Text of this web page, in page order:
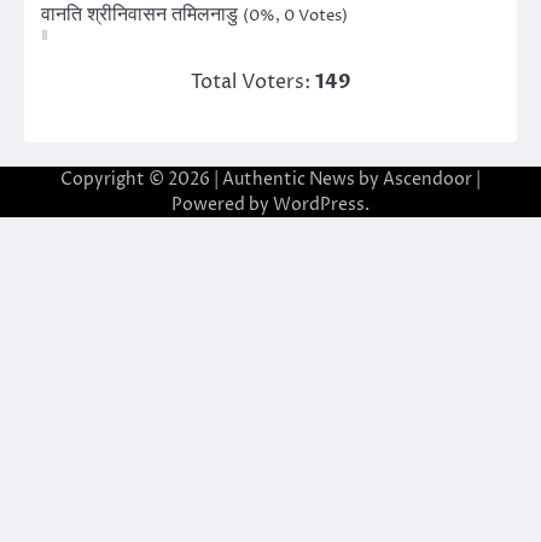
वानति श्रीनिवासन तमिलनाडु (0%, 0 Votes)
Total Voters: 149
Copyright © 2026 | Authentic News by Ascendoor
Powered by WordPress.